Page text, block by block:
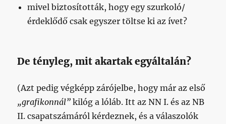
mivel biztosították, hogy egy szurkoló/
érdeklődő csak egyszer töltse ki az ívet?
De tényleg, mit akartak egyáltalán?
(Azt pedig végképp zárójelbe, hogy már az első
„grafikonnál” kilóg a lóláb. Itt az NN I. és az NB
II. csapatszámáról kérdeznek, és a válaszolók